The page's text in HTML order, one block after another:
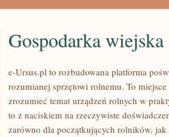
Gospodarka wiejska
e-Ursus.pl to rozbudowana platforma
rozumianej sprzętowi rolnemu. To
zrozumieć temat urządzeń rolnych w
to z naciskiem na rzeczywiste
zarówno dla początkujących rolników,